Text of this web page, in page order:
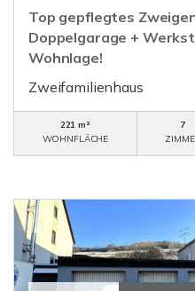
Top gepflegtes
Doppelgarage +
Wohnlage!
Zweifamilienhaus
221 m²
WOHNFLÄCHE
7